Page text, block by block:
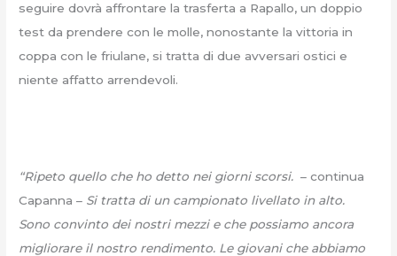
seguire dovrà affrontare la trasferta a Rapallo, un doppio
test da prendere con le molle, nonostante la vittoria in
coppa con le friulane, si tratta di due avversari ostici e
niente affatto arrendevoli.
“Ripeto quello che ho detto nei giorni scorsi.– continua
Capanna – Si tratta di un campionato livellato in alto.
Sono convinto dei nostri mezzi e che possiamo ancora
migliorare il nostro rendimento. Le giovani che abbiamo